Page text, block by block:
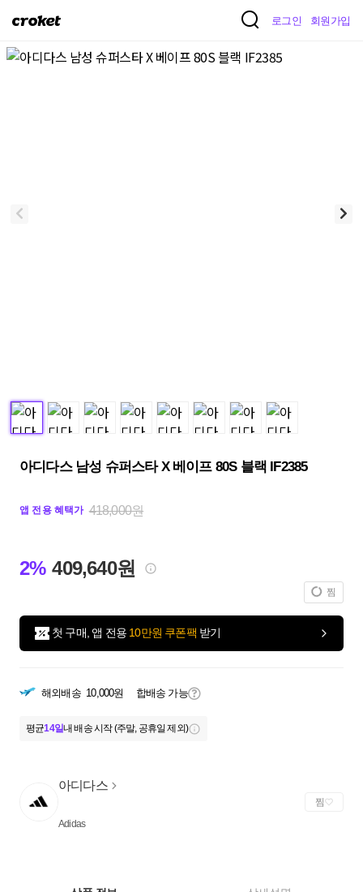
크
켓
로그인 회원가입
아디다스 남성 슈퍼스타 X 베이프 80S 블랙 IF2385
앱 전용 혜택가 418,000원
2% 409,640원
찜
첫 구매, 앱 전용 10만원 쿠폰팩 받기
해외배송 10,000원 합배송 가능
평균14일내 배송 시작 (주말, 공휴일 제외)
아디다스
Adidas
찜